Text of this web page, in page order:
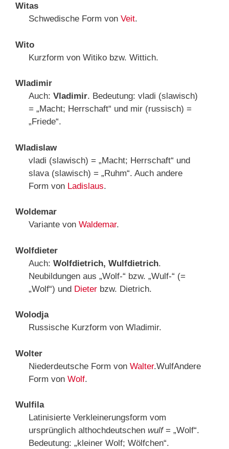
Witas
Schwedische Form von Veit.
Wito
Kurzform von Witiko bzw. Wittich.
Wladimir
Auch: Vladimir. Bedeutung: vladi (slawisch)
= „Macht; Herrschaft“ und mir (russisch) =
„Friede“.
Wladislaw
vladi (slawisch) = „Macht; Herrschaft“ und
slava (slawisch) = „Ruhm“. Auch andere
Form von Ladislaus.
Woldemar
Variante von Waldemar.
Wolfdieter
Auch: Wolfdietrich, Wulfdietrich.
Neubildungen aus „Wolf-“ bzw. „Wulf-“ (=
„Wolf“) und Dieterbzw. Dietrich.
Wolodja
Russische Kurzform von Wladimir.
Wolter
Niederdeutsche Form von Walter.WulfAndere
Form von Wolf.
Wulfila
Latinisierte Verkleinerungsform vom
ursprünglich althochdeutschen wulf= „Wolf“.
Bedeutung: „kleiner Wolf; Wölfchen“.